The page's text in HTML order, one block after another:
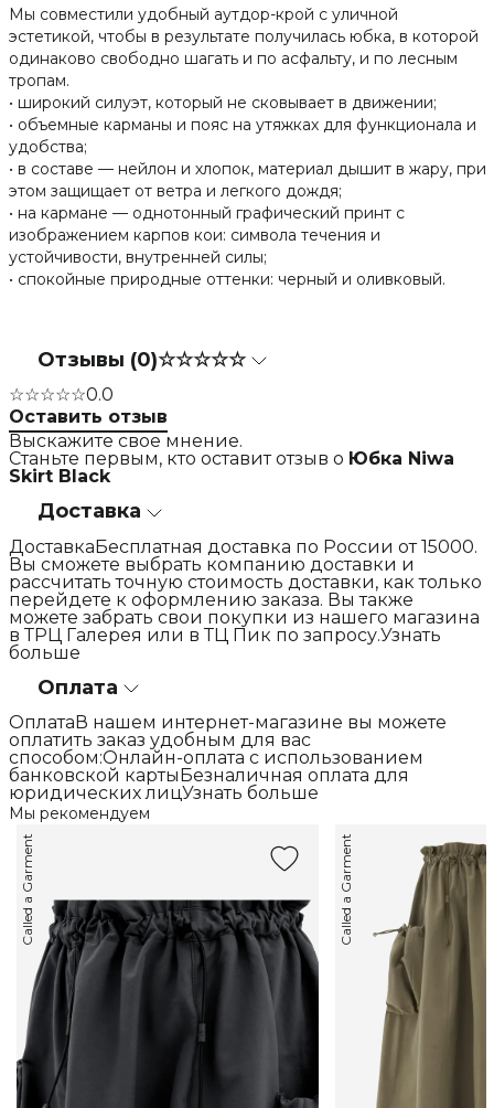
Мы совместили удобный аутдор-крой с уличной
эстетикой, чтобы в результате получилась юбка, в которой
одинаково свободно шагать и по асфальту, и по лесным
тропам.
• широкий силуэт, который не сковывает в движении;
• объемные карманы и пояс на утяжках для функционала и
удобства;
• в составе — нейлон и хлопок, материал дышит в жару, при
этом защищает от ветра и легкого дождя;
• на кармане — однотонный графический принт с
изображением карпов кои: символа течения и
устойчивости, внутренней силы;
• спокойные природные оттенки: черный и оливковый.
Отзывы (0)☆☆☆☆☆
☆☆☆☆☆0.0
Оставить отзыв
Выскажите свое мнение.
Станьте первым, кто оставит отзыв о Юбка Niwa
Skirt Black
Доставка
ДоставкаБесплатная доставка по России от 15000.
Вы сможете выбрать компанию доставки и
рассчитать точную стоимость доставки, как только
перейдете к оформлению заказа. Вы также
можете забрать свои покупки из нашего магазина
в ТРЦ Галерея или в ТЦ Пик по запросу.Узнать
больше
Оплата
ОплатаВ нашем интернет-магазине вы можете
оплатить заказ удобным для вас
способом:Онлайн-оплата с использованием
банковской картыБезналичная оплата для
юридических лицУзнать больше
Мы рекомендуем
Called a Garment Called a Garment